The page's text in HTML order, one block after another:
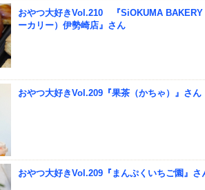
おやつ大好きVol.210 『SiOKUMA BAKERY
ーカリー）伊勢崎店』さん
おやつ大好きVol.209『果茶（かちゃ）』さん
おやつ大好きVol.209『まんぷくいちご園』さ